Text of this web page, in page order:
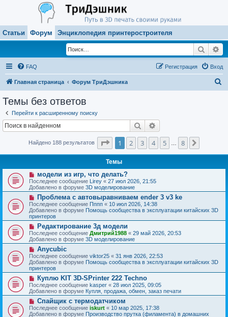
Статьи Форум Энциклопедия принтеростроителя
Поиск
FAQ Вход
Регистрация
Главная страница Форум ТриДэшника
Темы без ответов
Перейти к расширенному поиску
Поиск
Найдено 188 результатов Страница1 из
1 2 3 4 5 8
Темы
Н
о
в
о
с
о
о
б
щ
е
н
и
е
модели из игр, что делать?
Последнее сообщение Lirey « 27 июл 2026, 21:55
Добавлено в форуме 3D моделирование
Н
о
в
о
е
о
о
б
щ
е
н
и
е
Проблема с автовыравниваем ender 3 v3 ke
Последнее сообщение Пппп « 10 июл 2026, 14:38
Добавлено в форуме Помощь сообщества в эксплуатации китайских 3D
принтеров
Н
о
в
о
е
с
о
о
б
щ
е
н
и
е
Редактирование 3д модели
Последнее сообщение Дмитрий1988 « 29 май 2026, 20:53
Добавлено в форуме 3D моделирование
Н
о
в
о
е
о
о
б
щ
е
н
Anycubic
Последнее сообщение viktor25 « 31 янв 2026, 22:53
Добавлено в форуме Помощь сообщества в эксплуатации китайских 3D
принтеров
Н
о
в
о
е
с
о
Куплю KIT 3D-SPrinter 222 Techno
Последнее сообщение kasper « 28 июл 2025, 09:05
Добавлено в форуме Купля, продажа, обмен, заказ печати
Н
о
в
Спайщик с термодатчиком
Последнее сообщение iskurt « 10 мар 2025, 17:38
Добавлено в форуме Производство прутка (филамента) в домашних